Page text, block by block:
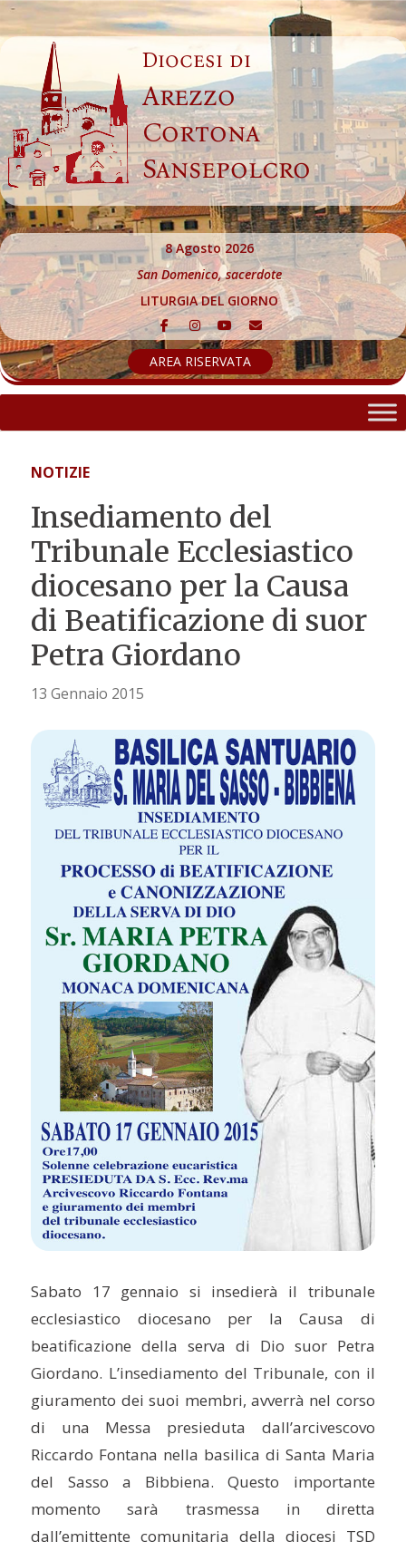
Skip
to
content
Diocesi di
Arezzo
Cortona
Sansepolcro
8 Agosto 2026
San Domenico, sacerdote
LITURGIA DEL GIORNO
AREA RISERVATA
NOTIZIE
Insediamento del
Tribunale Ecclesiastico
diocesano per la Causa
di Beatificazione di suor
Petra Giordano
13 Gennaio 2015
Sabato 17 gennaio si insedierà il tribunale
ecclesiastico diocesano per la Causa di
beatificazione della serva di Dio suor Petra
Giordano. L’insediamento del Tribunale, con il
giuramento dei suoi membri, avverrà nel corso
di una Messa presieduta dall’arcivescovo
Riccardo Fontana nella basilica di Santa Maria
del Sasso a Bibbiena. Questo importante
momento sarà trasmessa in diretta
dall’emittente comunitaria della diocesi TSD